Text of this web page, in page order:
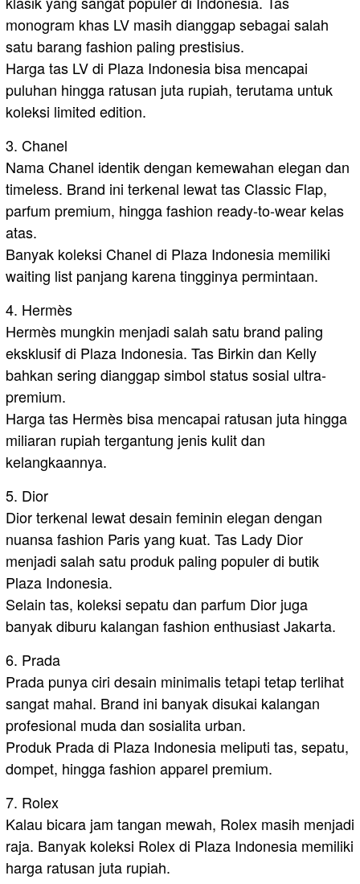
monogram khas LV masih dianggap sebagai salah
satu barang fashion paling prestisius.
Harga tas LV di Plaza Indonesia bisa mencapai
puluhan hingga ratusan juta rupiah, terutama untuk
koleksi limited edition.
3. Chanel
Nama Chanel identik dengan kemewahan elegan dan
timeless. Brand ini terkenal lewat tas Classic Flap,
parfum premium, hingga fashion ready-to-wear kelas
atas.
Banyak koleksi Chanel di Plaza Indonesia memiliki
waiting list panjang karena tingginya permintaan.
4. Hermès
Hermès mungkin menjadi salah satu brand paling
eksklusif di Plaza Indonesia. Tas Birkin dan Kelly
bahkan sering dianggap simbol status sosial ultra-
premium.
Harga tas Hermès bisa mencapai ratusan juta hingga
miliaran rupiah tergantung jenis kulit dan
kelangkaannya.
5. Dior
Dior terkenal lewat desain feminin elegan dengan
nuansa fashion Paris yang kuat. Tas Lady Dior
menjadi salah satu produk paling populer di butik
Plaza Indonesia.
Selain tas, koleksi sepatu dan parfum Dior juga
banyak diburu kalangan fashion enthusiast Jakarta.
6. Prada
Prada punya ciri desain minimalis tetapi tetap terlihat
sangat mahal. Brand ini banyak disukai kalangan
profesional muda dan sosialita urban.
Produk Prada di Plaza Indonesia meliputi tas, sepatu,
dompet, hingga fashion apparel premium.
7. Rolex
Kalau bicara jam tangan mewah, Rolex masih menjadi
raja. Banyak koleksi Rolex di Plaza Indonesia memiliki
harga ratusan juta rupiah.